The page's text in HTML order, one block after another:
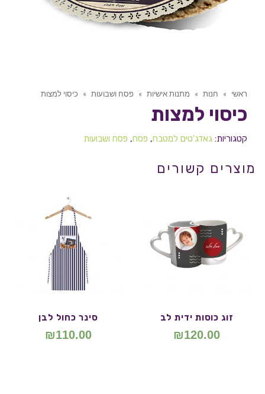
ראשי » חנות » מתנות אישיות » פסח ושבועות » כיסוי למצות
כיסוי למצות
קטגוריות: גאדג'טים למטבח, פסח, פסח ושבועות
מוצרים קשורים
זוג כוסות ידית לב
₪120.00
סינר כחול לבן
₪110.00